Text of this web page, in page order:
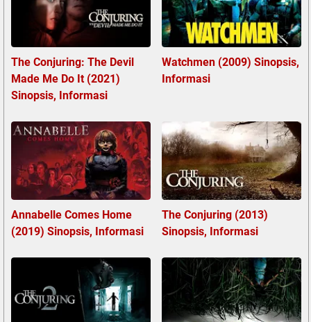
The Conjuring: The Devil
Made Me Do It (2021)
Sinopsis, Informasi
Watchmen (2009) Sinopsis,
Informasi
Annabelle Comes Home
(2019) Sinopsis, Informasi
The Conjuring (2013)
Sinopsis, Informasi